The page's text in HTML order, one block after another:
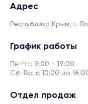
Адрес
Республика Крым, г.
График работы
Пн-Чт: 9:00 - 19:00
Сб-Вс: с 10:00 до
Отдел продаж